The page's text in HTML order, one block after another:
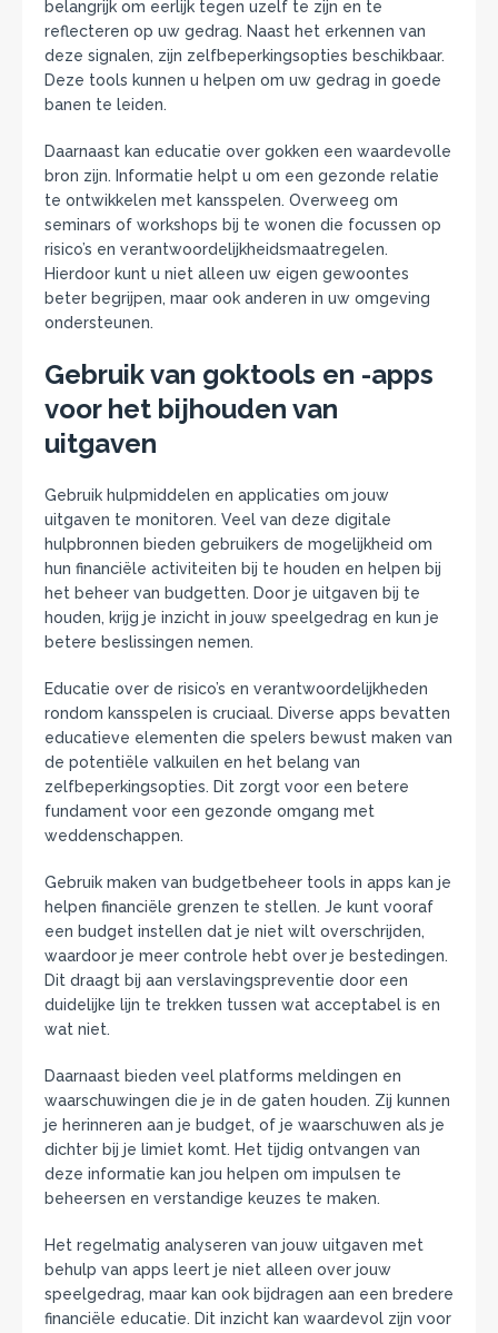
belangrijk om eerlijk tegen uzelf te zijn en te
reflecteren op uw gedrag. Naast het erkennen van
deze signalen, zijn zelfbeperkingsopties beschikbaar.
Deze tools kunnen u helpen om uw gedrag in goede
banen te leiden.
Daarnaast kan educatie over gokken een waardevolle
bron zijn. Informatie helpt u om een gezonde relatie
te ontwikkelen met kansspelen. Overweeg om
seminars of workshops bij te wonen die focussen op
risico’s en verantwoordelijkheidsmaatregelen.
Hierdoor kunt u niet alleen uw eigen gewoontes
beter begrijpen, maar ook anderen in uw omgeving
ondersteunen.
Gebruik van goktools en -apps
voor het bijhouden van
uitgaven
Gebruik hulpmiddelen en applicaties om jouw
uitgaven te monitoren. Veel van deze digitale
hulpbronnen bieden gebruikers de mogelijkheid om
hun financiële activiteiten bij te houden en helpen bij
het beheer van budgetten. Door je uitgaven bij te
houden, krijg je inzicht in jouw speelgedrag en kun je
betere beslissingen nemen.
Educatie over de risico’s en verantwoordelijkheden
rondom kansspelen is cruciaal. Diverse apps bevatten
educatieve elementen die spelers bewust maken van
de potentiële valkuilen en het belang van
zelfbeperkingsopties. Dit zorgt voor een betere
fundament voor een gezonde omgang met
weddenschappen.
Gebruik maken van budgetbeheer tools in apps kan je
helpen financiële grenzen te stellen. Je kunt vooraf
een budget instellen dat je niet wilt overschrijden,
waardoor je meer controle hebt over je bestedingen.
Dit draagt bij aan verslavingspreventie door een
duidelijke lijn te trekken tussen wat acceptabel is en
wat niet.
Daarnaast bieden veel platforms meldingen en
waarschuwingen die je in de gaten houden. Zij kunnen
je herinneren aan je budget, of je waarschuwen als je
dichter bij je limiet komt. Het tijdig ontvangen van
deze informatie kan jou helpen om impulsen te
beheersen en verstandige keuzes te maken.
Het regelmatig analyseren van jouw uitgaven met
behulp van apps leert je niet alleen over jouw
speelgedrag, maar kan ook bijdragen aan een bredere
financiële educatie. Dit inzicht kan waardevol zijn voor